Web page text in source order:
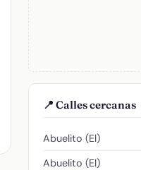
📍 Calles cercanas
Abuelito (El)
Abuelito (El)